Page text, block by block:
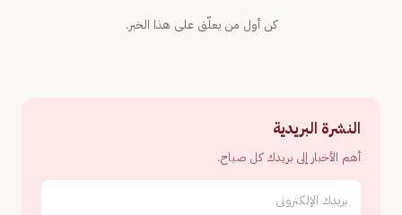
كن أول من يعلّق على هذا الخبر.
النشرة البريدية
أهم الأخبار إلى بريدك كل صباح.